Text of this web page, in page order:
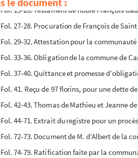
Fol. 13-26. Testament de noble François
Fol. 27-28. Procuration de François de
Fol. 29-32. Attestation pour la
Fol. 33-36. Obligation de la commune de
Fol. 37-40. Quittance et promesse
Fol. 41. Reçu de 97 florins, pour une dette
Fol. 42-43. Thomas de Mathieu et Jeanne
Fol. 44-71. Extrait du registre pour un
Fol. 72-73. Document de M. d’Albert de la
Fol. 74-79. Ratification faite par la